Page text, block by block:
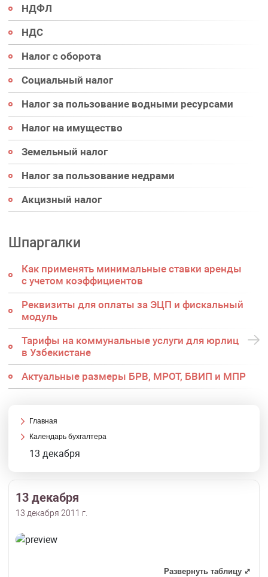
НДФЛ
НДС
Налог с оборота
Социальный налог
Налог за пользование водными ресурсами
Налог на имущество
Земельный налог
Налог за пользование недрами
Акцизный налог
Шпаргалки
Как применять минимальные ставки аренды
с учетом коэффициентов
Реквизиты для оплаты за ЭЦП и фискальный
модуль
Тарифы на коммунальные услуги для юрлиц
в Узбекистане
Актуальные размеры БРВ, МРОТ, БВИП и МПР
Главная
Календарь бухгалтера
13 декабря
13 декабря
13 декабря 2011 г.
Развернуть таблицу ⤢